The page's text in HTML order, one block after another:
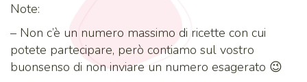
Note:
– Non c’è un numero massimo di ricette con cui
potete partecipare, però contiamo sul vostro
buonsenso di non inviare un numero esagerato 😉